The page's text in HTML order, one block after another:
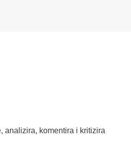
analizira, komentira i kritizira